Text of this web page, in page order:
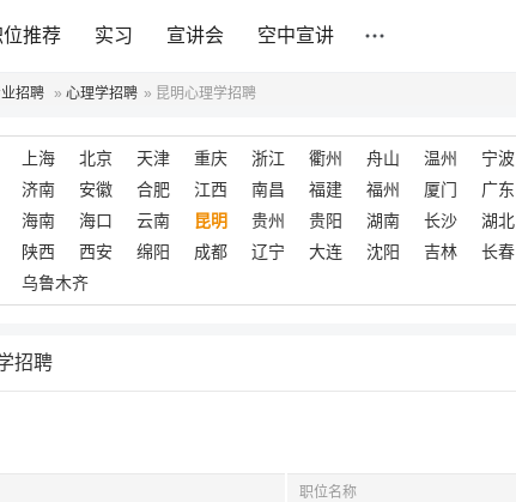
位推荐 实习 宣讲会 空中宣讲
招聘 » 心理学招聘 » 昆明心理学招聘
上海 北京 天津 重庆 浙江 衢州 舟山 温州 宁波
济南
安徽 合肥 江西 南昌 福建 福州 厦门 广东
海南
海口 云南 昆明 贵州 贵阳 湖南 长沙 湖北
陕西
西安 绵阳 成都 辽宁 大连 沈阳 吉林 长春
乌鲁木齐
招聘
职位名称